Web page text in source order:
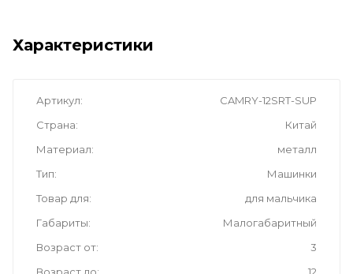
Характеристики
Артикул
CAMRY-12SRT-SUP
Страна
Китай
Материал
металл
Тип
Машинки
Товар для
для мальчика
Габариты
Малогабаритный
Возраст от
3